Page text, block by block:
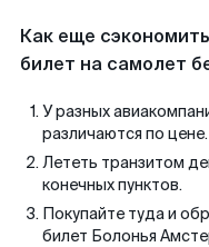
Как еще
билет на самолет
У разных
различаются по цене.
Лететь транзитом
конечных пунктов.
Покупайте туда и
билет Болонья